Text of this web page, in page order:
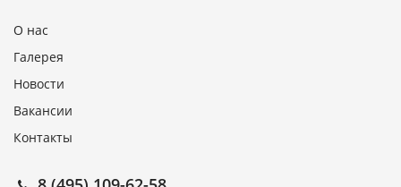
О нас
Галерея
Новости
Вакансии
Контакты